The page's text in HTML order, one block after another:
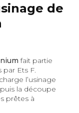
de
fait partie
Ets F.
l’usinage
la découpe
prêtes à